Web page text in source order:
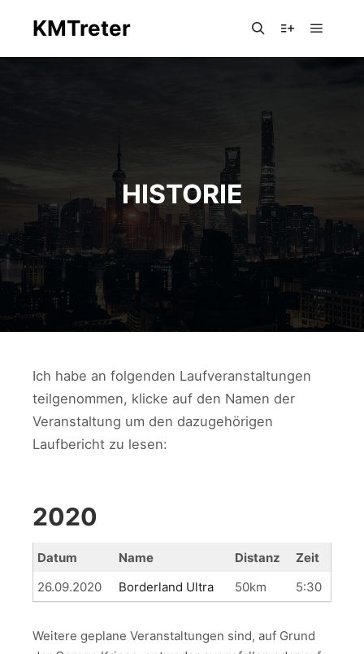
KMTreter
HISTORIE
Ich habe an folgenden Laufveranstaltungen
teilgenommen, klicke auf den Namen der
Veranstaltung um den dazugehörigen
Laufbericht zu lesen:
2020
Datum Name Distanz
Zeit
26.09.2020
Borderland Ultra 50km 5:30
Weitere geplane Veranstaltungen sind, auf Grund